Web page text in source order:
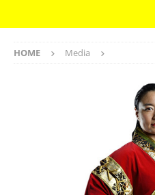
HOME Media